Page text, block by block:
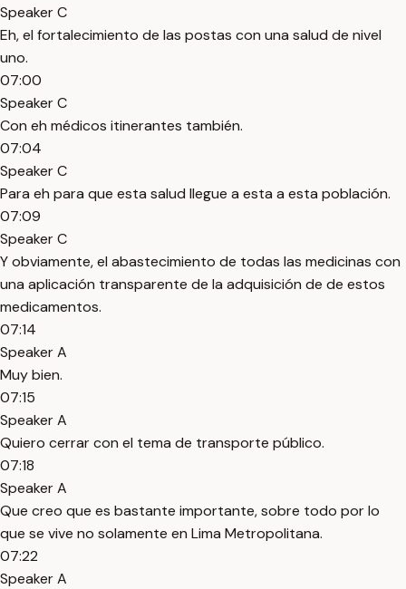
Speaker C
Eh, el fortalecimiento de las postas con una salud de nivel
uno.
07:00
Speaker C
Con eh médicos itinerantes también.
07:04
Speaker C
Para eh para que esta salud llegue a esta a esta población.
07:09
Speaker C
Y obviamente, el abastecimiento de todas las medicinas con
una aplicación transparente de la adquisición de de estos
medicamentos.
07:14
Speaker A
Muy bien.
07:15
Speaker A
Quiero cerrar con el tema de transporte público.
07:18
Speaker A
Que creo que es bastante importante, sobre todo por lo
que se vive no solamente en Lima Metropolitana.
07:22
Speaker A